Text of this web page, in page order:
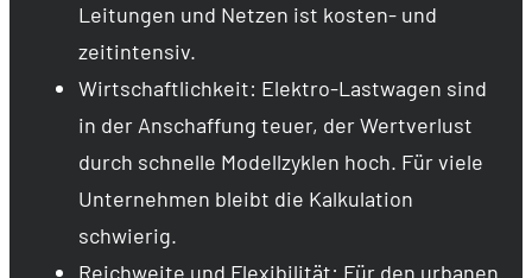
Leitungen und Netzen ist kosten- und
zeitintensiv.
Wirtschaftlichkeit: Elektro-Lastwagen sind
in der Anschaffung teuer, der Wertverlust
durch schnelle Modellzyklen hoch. Für viele
Unternehmen bleibt die Kalkulation
schwierig.
Reichweite und Flexibilität: Für den urbanen